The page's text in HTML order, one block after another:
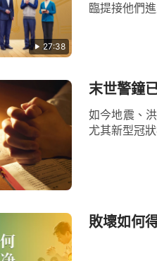
27:38
臨提接他們
末世警鐘
如今地震、
尤其新型冠
敗壞如何